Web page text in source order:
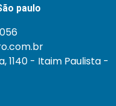
paulo
1140 - Itaim Paulista -